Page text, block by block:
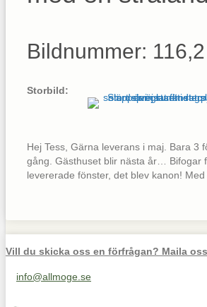
Bildnummer: 116,2
Storbild:
Hej Tess, Gärna leverans i maj. Bara 3
gång. Gästhuset blir nästa år… Bifogar
levererade fönster, det blev kanon!
Vill du skicka oss en förfrågan? Maila
Maila oss på info@allmoge.se
info@allmoge.se